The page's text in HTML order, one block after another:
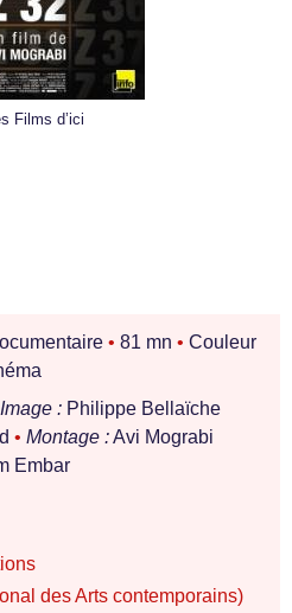
Films d’ici
• 81 mn • Couleur
Image : Philippe Bellaïche
• Montage :Avi Mograbi
Embar
des Arts contemporains)